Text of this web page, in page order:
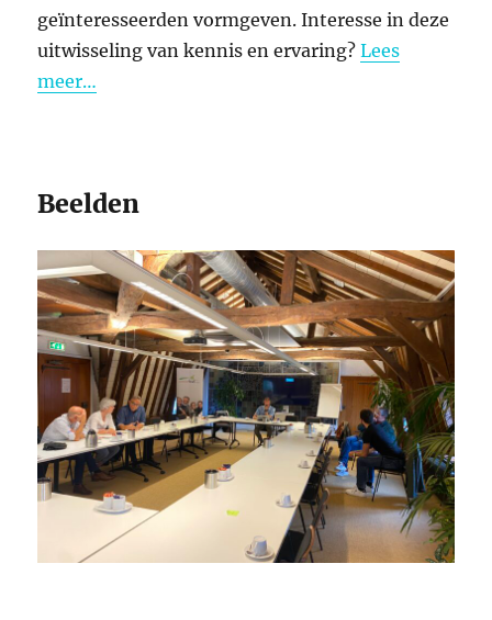
geïnteresseerden vormgeven. Interesse in deze
uitwisseling van kennis en ervaring?Lees
meer…
Beelden